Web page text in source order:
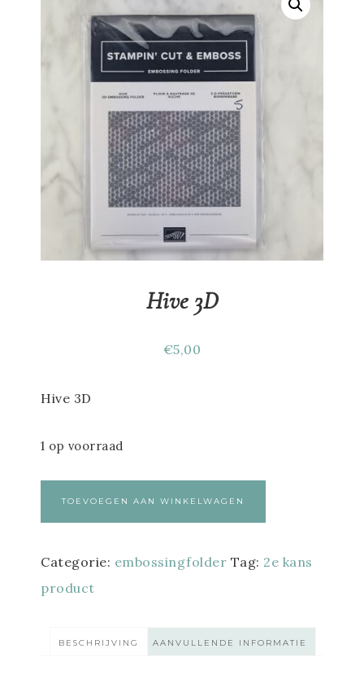
Hive 3D
€5,00
Hive 3D
1 op voorraad
TOEVOEGEN AAN WINKELWAGEN
Categorie: embossingfolder Tag: 2e kans
product
BESCHRIJVING AANVULLENDE INFORMATIE